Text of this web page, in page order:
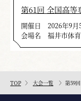
第61回 全国高等
開催日
2026年9月
会場名
福井市体
TOP 大会一覧 第59